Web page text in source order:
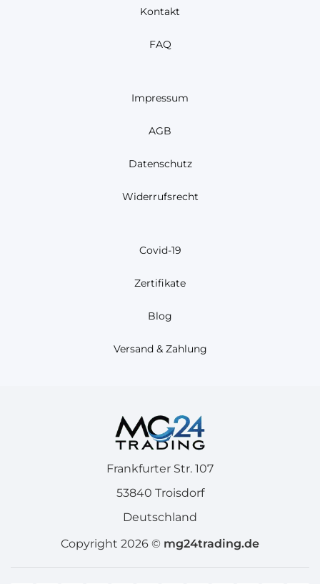
Kontakt
FAQ
Impressum
AGB
Datenschutz
Widerrufsrecht
Covid-19
Zertifikate
Blog
Versand & Zahlung
Frankfurter Str. 107
53840 Troisdorf
Deutschland
Copyright 2026 © mg24trading.de